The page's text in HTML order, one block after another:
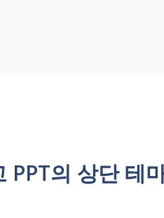
PPT의 상단 테